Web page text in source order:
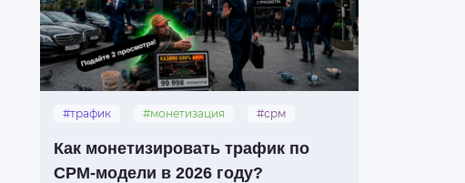
#трафик #монетизация #срм
Как монетизировать трафик по
CPM-модели в 2026 году?